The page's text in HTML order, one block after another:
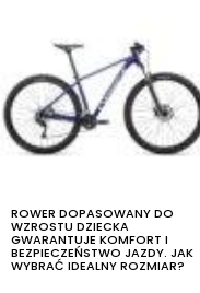
ROWER DOPASOWANY DO
WZROSTU DZIECKA
GWARANTUJE KOMFORT I
BEZPIECZEŃSTWO JAZDY. JAK
WYBRAĆ IDEALNY ROZMIAR?